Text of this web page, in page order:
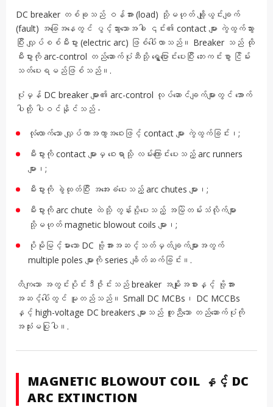
DC breaker တစ်ခုသည် ဝန်အား (load) သို့မဟုတ် ချို့ယွင်းချက်
(fault) အခြေအနေတွင် ပွင့်သွားသောအခါ ၎င်း၏ contact များ ကွဲထွက်သွား
ပြီး လျှပ်စစ်မီးပွား (electric arc) ဖြစ်ပေါ်လာသည်။ Breaker သည် ထို
မီးပွားကို arc-control တည်ဆောက်ပုံဆီသို့ ရွှေ့ပြောင်းပေးပြီး ဘေးကင်းစွာ ငြိမ်း
သတ်ပေးရမည်ဖြစ်သည်။.
ပုံမှန် DC breaker များ၏ arc-control လုပ်ဆောင်ချက်များတွင် အောက်
ပါတို့ ပါဝင်နိုင်သည် -
လုံလောက်သော လျှပ်ကာအကွာအဝေးဖြင့် contact များ ကွဲထွက်ခြင်း၊;
မီးပွားကို contact များမှ ဝေးရာသို့ လမ်းကြောင်းပေးသည့် arc runners
များ၊;
မီးပွားကို ခွဲထုတ်ပြီး အအေးခံပေးသည့် arc chutes များ၊;
မီးပွားကို arc chute ထဲသို့ တွန်းပို့ပေးသည့် အမြဲတမ်းသံလိုက်များ
သို့မဟုတ် magnetic blowout coils များ၊;
ပိုမိုမြင့်မားသော DC ဗို့အားအဆင့်သတ်မှတ်ချက်များအတွက်
multiple poles များကို series ချိတ်ဆက်ခြင်း။.
တိကျသော အတွင်းပိုင်းဒီဇိုင်းသည် breaker အမျိုးအစားနှင့် ဗို့အား
အဆင့်ပေါ်တွင် မူတည်သည်။ Small DC MCBs၊ DC MCCBs
နှင့် high-voltage DC breakers များသည် တူညီသော တည်ဆောက်ပုံကို
အသုံးမပြုပါ။.
MAGNETIC BLOWOUT COIL နှင့် DC
ARC EXTINCTION